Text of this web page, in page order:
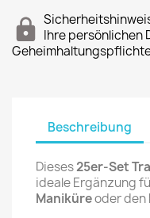
Ihre persönlichen
Beschreibung
Dieses25er-Set
ideale Ergänzung
Maniküreoder